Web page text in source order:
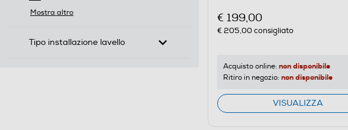
Filtra per Profondità-mm: 500.0
Mostra altro
Tipo installazione lavello
€ 199,00
€ 205,00consigliato
Acquisto online: non disponibile
Ritiro in negozio: non disponibile
VISUALIZZA